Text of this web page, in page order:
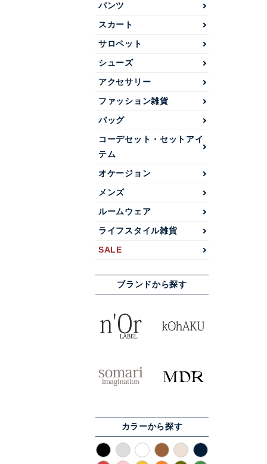
パンツ
スカート
サロペット
シューズ
アクセサリー
ファッション雑貨
バッグ
コーデセット・セットアイ
テム
オケージョン
メンズ
ルームウェア
ライフスタイル雑貨
SALE
ブランドから探す
カラーから探す